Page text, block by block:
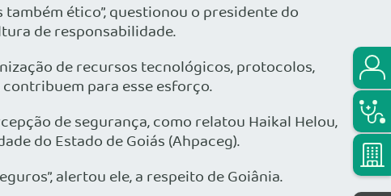
ético”, questionou o presidente do
de responsabilidade.
de recursos tecnológicos, protocolos,
para esse esforço.
de segurança, como relatou Haikal Helou,
do Estado de Goiás (Ahpaceg).
alertou ele, a respeito de Goiânia.